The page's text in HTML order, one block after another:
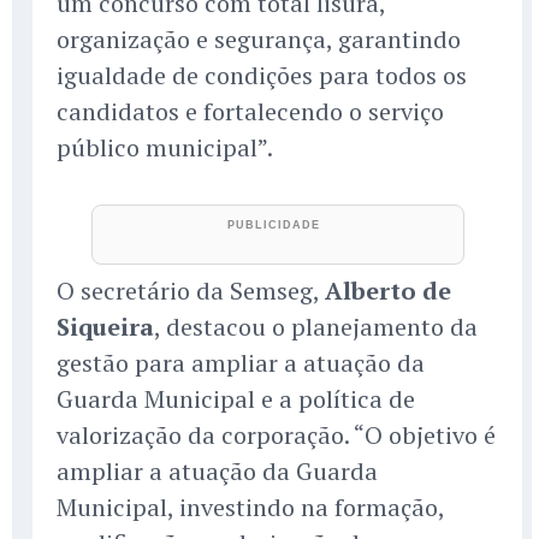
organização e segurança, garantindo
igualdade de condições para todos os
candidatos e fortalecendo o serviço
público municipal”.
O secretário da Semseg, Alberto de
Siqueira, destacou o planejamento da
gestão para ampliar a atuação da
Guarda Municipal e a política de
valorização da corporação. “O objetivo é
ampliar a atuação da Guarda
Municipal, investindo na formação,